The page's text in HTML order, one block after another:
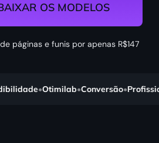
OS MODELOS
páginas e funis por apenas R$147
•Otimilab•Conversão•